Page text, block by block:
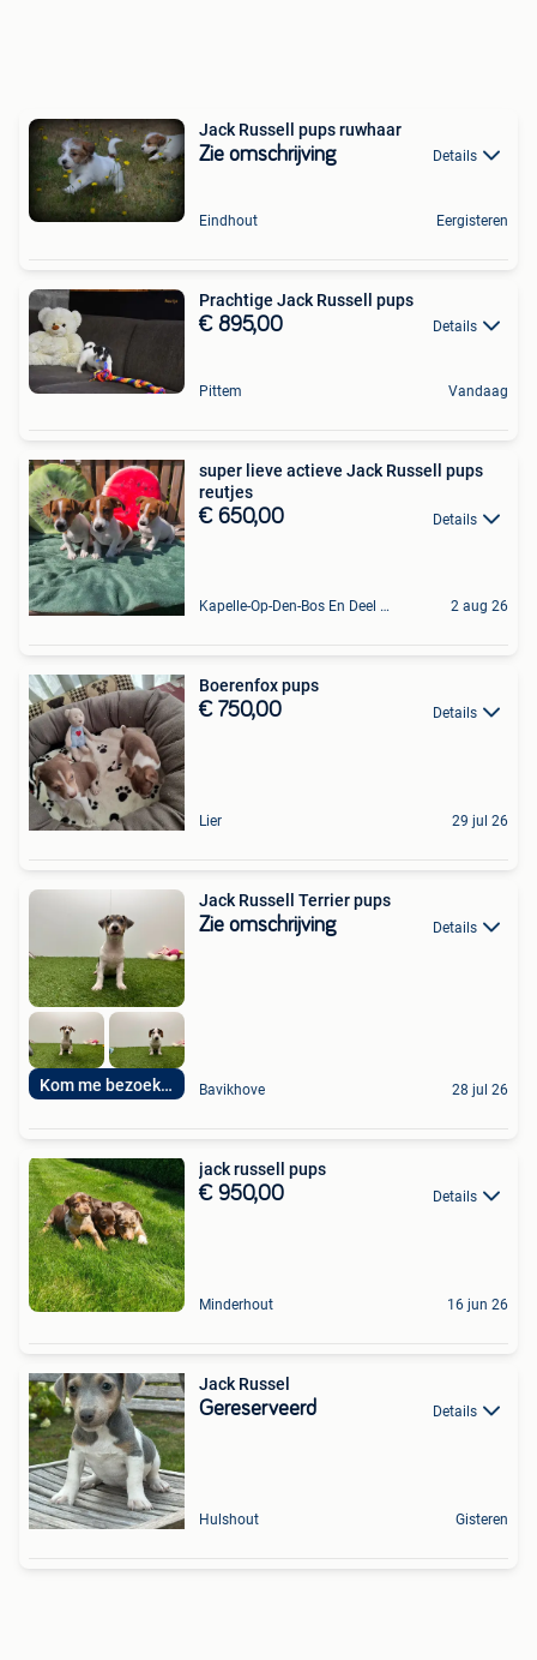
Jack Russell pups ruwhaar
Zie omschrijving Details
Eindhout Eergisteren
Prachtige Jack Russell pups
€ 895,00 Details
Pittem Vandaag
super lieve actieve Jack Russell pups
reutjes
€ 650,00 Details
Kapelle-Op-Den-Bos En Deel Van Zemst 2 aug 26
Boerenfox pups
€ 750,00 Details
Lier 29 jul 26
Kom me bezoeken
Jack Russell Terrier pups
Zie omschrijving Details
Bavikhove 28 jul 26
jack russell pups
€ 950,00 Details
Minderhout 16 jun 26
Jack Russel
Gereserveerd Details
Hulshout Gisteren